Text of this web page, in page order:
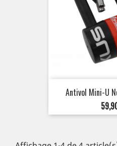
Antivol Mini-U
Prix